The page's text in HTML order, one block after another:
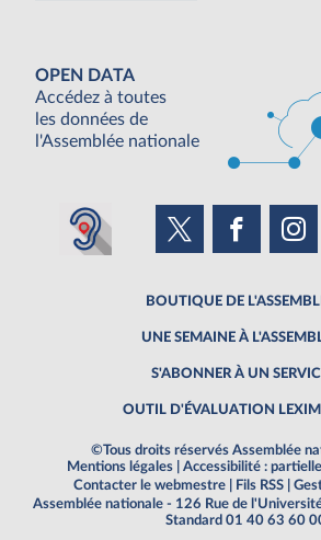
OPEN DATA
Accédez à toutes
les données de
l'Assemblée nationale
BOUTIQUE DE
UNE SEMAINE À
S'ABONNER À UN
OUTIL D'ÉVALUATION
©Tous droits réservés Assemblée
Mentions légales
Accessibilité :
Contacter le webmestre
Fils RSS
Assemblée nationale - 126 Rue de
Standard 01 40 63 60